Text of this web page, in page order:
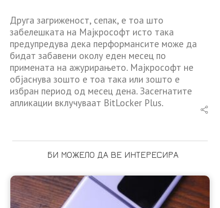
Друга загриженост, сепак, е тоа што
забелешката на Мајкрософт исто така
предупредува дека перформансите може да
бидат забавени околу еден месец по
примената на ажурирањето. Мајкрософт не
објаснува зошто е тоа така или зошто е
избран период од месец дена. Засегнатите
апликации вклучуваат BitLocker Plus.
БИ МОЖЕЛО ДА ВЕ ИНТЕРЕСИРА